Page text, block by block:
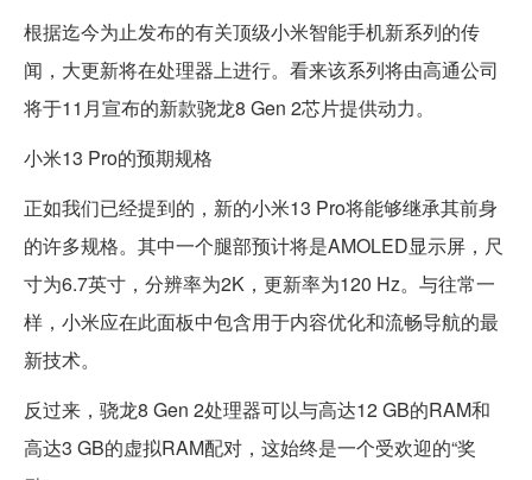
根据迄今为止发布的有关顶级小米智能手机新系列的传
闻，大更新将在处理器上进行。看来该系列将由高通公司
将于11月宣布的新款骁龙8 Gen 2芯片提供动力。
小米13 Pro的预期规格
正如我们已经提到的，新的小米13 Pro将能够继承其前身
的许多规格。其中一个腿部预计将是AMOLED显示屏，尺
寸为6.7英寸，分辨率为2K，更新率为120 Hz。与往常一
样，小米应在此面板中包含用于内容优化和流畅导航的最
新技术。
反过来，骁龙8 Gen 2处理器可以与高达12 GB的RAM和
高达3 GB的虚拟RAM配对，这始终是一个受欢迎的“奖